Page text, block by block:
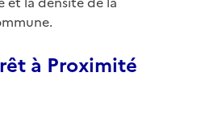
à Proximité